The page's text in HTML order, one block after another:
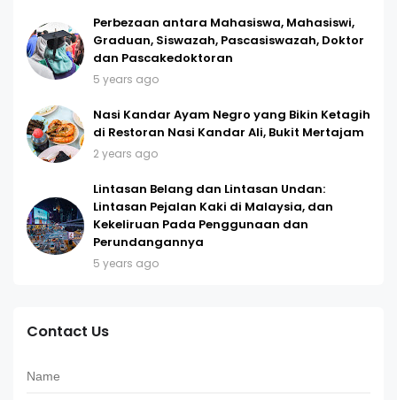
Perbezaan antara Mahasiswa, Mahasiswi,
Graduan, Siswazah, Pascasiswazah, Doktor
dan Pascakedoktoran
5 years ago
Nasi Kandar Ayam Negro yang Bikin Ketagih
di Restoran Nasi Kandar Ali, Bukit Mertajam
2 years ago
Lintasan Belang dan Lintasan Undan:
Lintasan Pejalan Kaki di Malaysia, dan
Kekeliruan Pada Penggunaan dan
Perundangannya
5 years ago
Contact Us